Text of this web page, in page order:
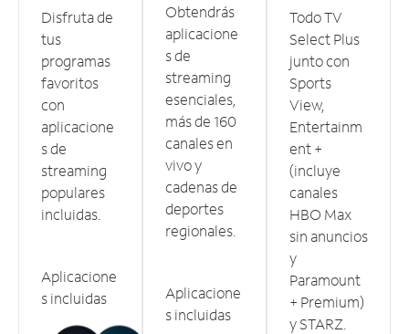
Disfruta de
tus
programas
favoritos
con
aplicacione
s de
streaming
populares
incluidas.
Aplicacione
s incluidas
Obtendrás
aplicacione
s de
streaming
esenciales,
más de 160
canales en
vivo y
cadenas de
deportes
regionales.
Aplicacione
s incluidas
Todo TV
Select Plus
junto con
Sports
View,
Entertainm
ent +
(incluye
canales
HBO Max
sin anuncios
y
Paramount
+ Premium)
y STARZ.